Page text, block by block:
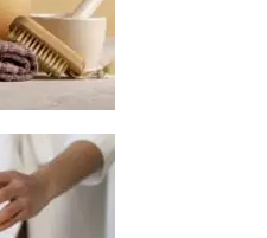
e receba o seu